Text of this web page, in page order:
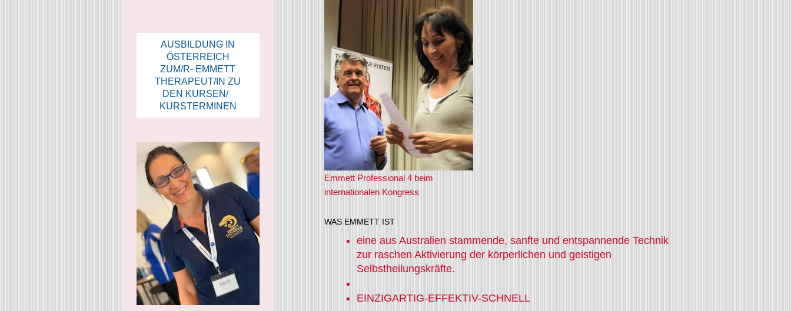
Emmett Professional 4 beim
internationalen Kongress
WAS EMMETT IST
eine aus Australien stammende, sanfte und entspannende Technik
zur raschen Aktivierung der körperlichen und geistigen
Selbstheilungskräfte.
EINZIGARTIG-EFFEKTIV-SCHNELL
AUSBILDUNG IN
ÖSTERREICH
ZUM/R- EMMETT
THERAPEUT/IN ZU
DEN KURSEN/
KURSTERMINEN